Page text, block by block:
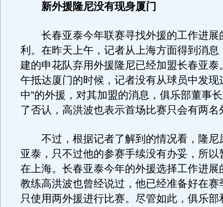
新外援隆尼没有现身厦门
长春亚泰今年联赛寻找外援的工作进展
利。在昨天上午，记者从上海方面得到消息
建的申花队弃用外援隆尼已经加盟长春亚泰
午抵达厦门的时候，记者没有从球员中发现
中”的外援，对其加盟的消息，俱乐部董事
了否认，高洪波也表示首场比赛只会有两名
不过，根据记者了解到的情况看，隆尼
亚泰，只不过他的参赛手续没有办妥，所以
在上海。长春亚泰今年的外援选择工作进展
教练高洪波也曾经说过，他已经准备好在赛
只使用两外援进行比赛。尽管如此，俱乐部